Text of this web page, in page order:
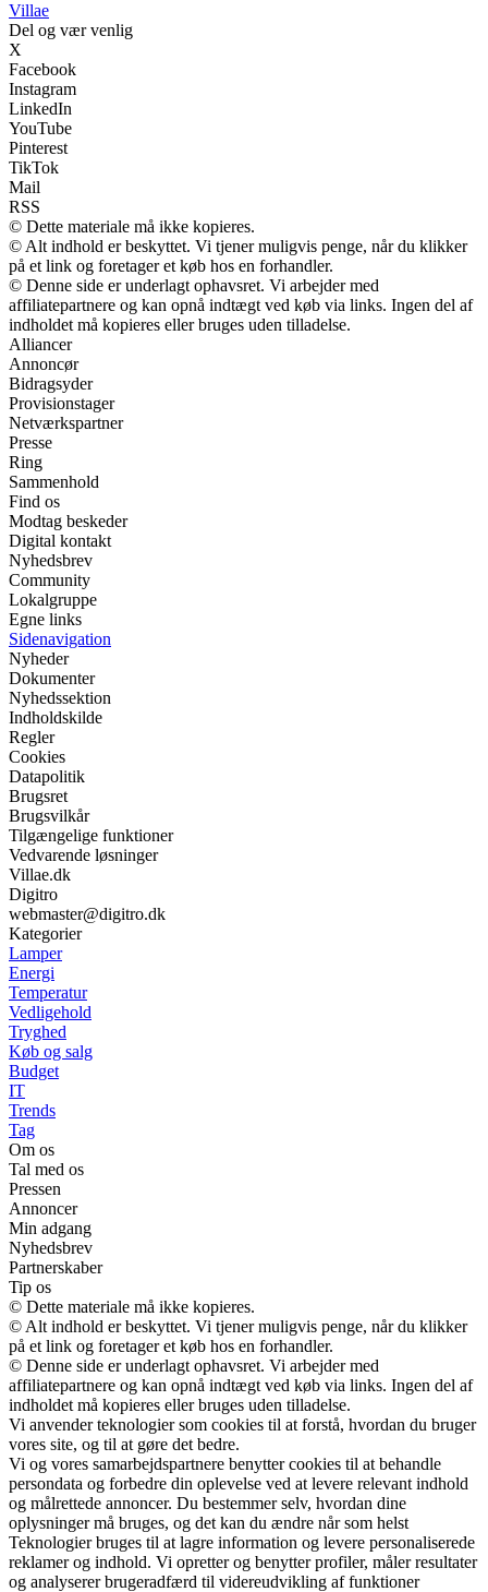
Villae
Del og vær venlig
X
Facebook
Instagram
LinkedIn
YouTube
Pinterest
TikTok
Mail
RSS
© Dette materiale må ikke kopieres.
© Alt indhold er beskyttet. Vi tjener muligvis penge, når du klikker
på et link og foretager et køb hos en forhandler.
© Denne side er underlagt ophavsret. Vi arbejder med
affiliatepartnere og kan opnå indtægt ved køb via links. Ingen del af
indholdet må kopieres eller bruges uden tilladelse.
Alliancer
Annoncør
Bidragsyder
Provisionstager
Netværkspartner
Presse
Ring
Sammenhold
Find os
Modtag beskeder
Digital kontakt
Nyhedsbrev
Community
Lokalgruppe
Egne links
Sidenavigation
Nyheder
Dokumenter
Nyhedssektion
Indholdskilde
Regler
Cookies
Datapolitik
Brugsret
Brugsvilkår
Tilgængelige funktioner
Vedvarende løsninger
Villae.dk
Digitro
webmaster@digitro.dk
Kategorier
Lamper
Energi
Temperatur
Vedligehold
Tryghed
Køb og salg
Budget
IT
Trends
Tag
Om os
Tal med os
Pressen
Annoncer
Min adgang
Nyhedsbrev
Partnerskaber
Tip os
© Dette materiale må ikke kopieres.
© Alt indhold er beskyttet. Vi tjener muligvis penge, når du klikker
på et link og foretager et køb hos en forhandler.
© Denne side er underlagt ophavsret. Vi arbejder med
affiliatepartnere og kan opnå indtægt ved køb via links. Ingen del af
indholdet må kopieres eller bruges uden tilladelse.
Vi anvender teknologier som cookies til at forstå, hvordan du bruger
vores site, og til at gøre det bedre.
Vi og vores samarbejdspartnere benytter cookies til at behandle
persondata og forbedre din oplevelse ved at levere relevant indhold
og målrettede annoncer. Du bestemmer selv, hvordan dine
oplysninger må bruges, og det kan du ændre når som helst
Teknologier bruges til at lagre information og levere personaliserede
reklamer og indhold. Vi opretter og benytter profiler, måler resultater
og analyserer brugeradfærd til videreudvikling af funktioner